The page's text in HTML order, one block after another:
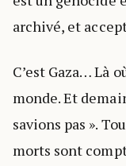
archivé, et
C’est Gaza… Là
monde. Et
savions pas ».
morts sont